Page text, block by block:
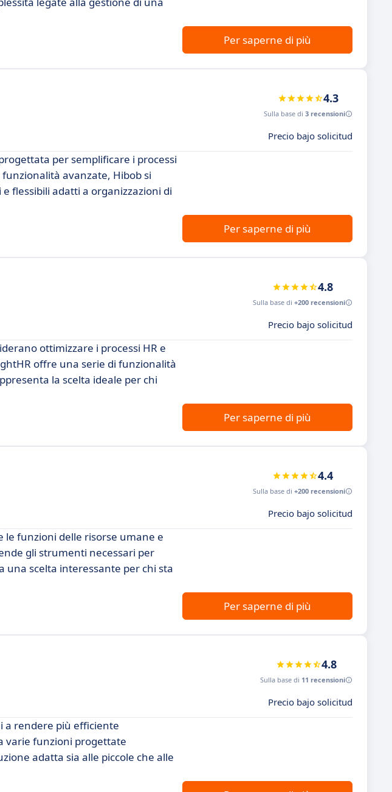
Per saperne di più
4.3
Sulla base di 3 recensioni
Precio bajo solicitud
per semplificare i processi
avanzate, Hibob si
flessibili adatti a organizzazioni di
Per saperne di più
4.8
Sulla base di +200 recensioni
Precio bajo solicitud
ottimizzare i processi HR e
offre una serie di funzionalità
la scelta ideale per chi
Per saperne di più
4.4
Sulla base di +200 recensioni
Precio bajo solicitud
funzioni delle risorse umane e
gli strumenti necessari per
una scelta interessante per chi sta
Per saperne di più
4.8
Sulla base di 11 recensioni
Precio bajo solicitud
a rendere più efficiente
varie funzioni progettate
adatta sia alle piccole che alle